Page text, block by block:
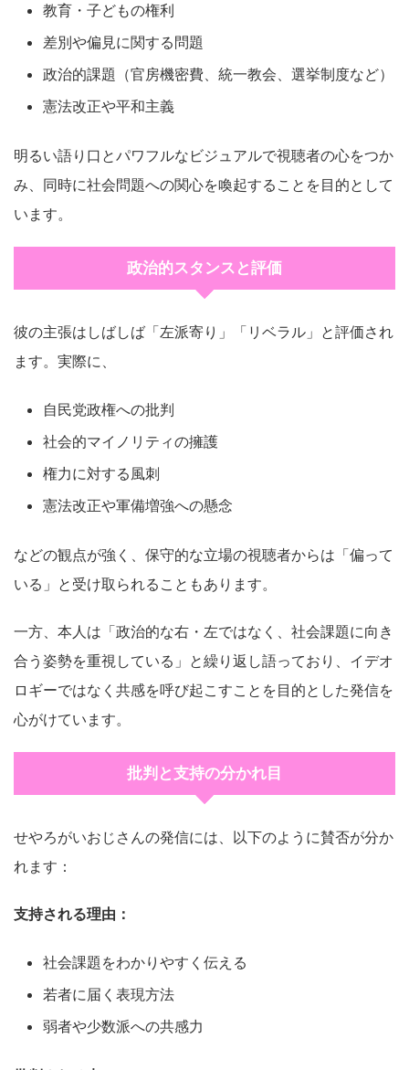
教育・子どもの権利
差別や偏見に関する問題
政治的課題（官房機密費、統一教会、選挙制度など）
憲法改正や平和主義
明るい語り口とパワフルなビジュアルで視聴者の心をつか
み、同時に社会問題への関心を喚起することを目的として
います。
政治的スタンスと評価
彼の主張はしばしば「左派寄り」「リベラル」と評価され
ます。実際に、
自民党政権への批判
社会的マイノリティの擁護
権力に対する風刺
憲法改正や軍備増強への懸念
などの観点が強く、保守的な立場の視聴者からは「偏って
いる」と受け取られることもあります。
一方、本人は「政治的な右・左ではなく、社会課題に向き
合う姿勢を重視している」と繰り返し語っており、イデオ
ロギーではなく共感を呼び起こすことを目的とした発信を
心がけています。
批判と支持の分かれ目
せやろがいおじさんの発信には、以下のように賛否が分か
れます：
支持される理由：
社会課題をわかりやすく伝える
若者に届く表現方法
弱者や少数派への共感力